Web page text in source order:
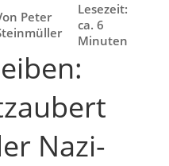
Peter
Lesezeit:
ca. 6
Minuten
Nazi-